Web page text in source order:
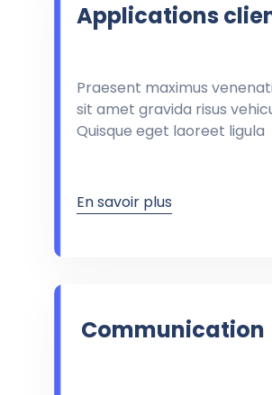
Applications
Praesent maximus
sit amet gravida risus
Quisque eget laoreet ligula
En savoir plus
Communication